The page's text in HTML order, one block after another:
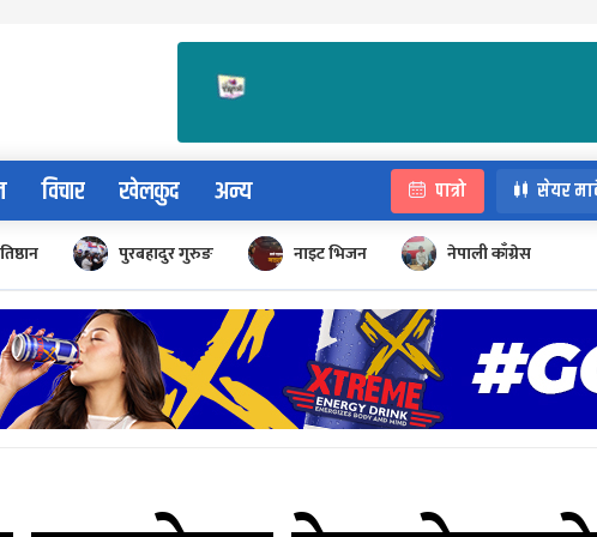
विचार खेलकुद अन्य पात्रो सेयर
पुरबहादुर गुरुङ नाइट भिजन नेपाली काँग्रेस